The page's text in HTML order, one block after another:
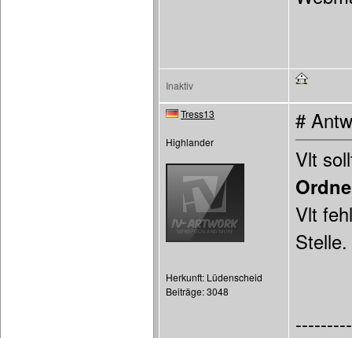
Inaktiv
Tress13
Highlander
Herkunft: Lüdenscheid
Beiträge: 3048
#
Vlt
Vlt
Stelle.